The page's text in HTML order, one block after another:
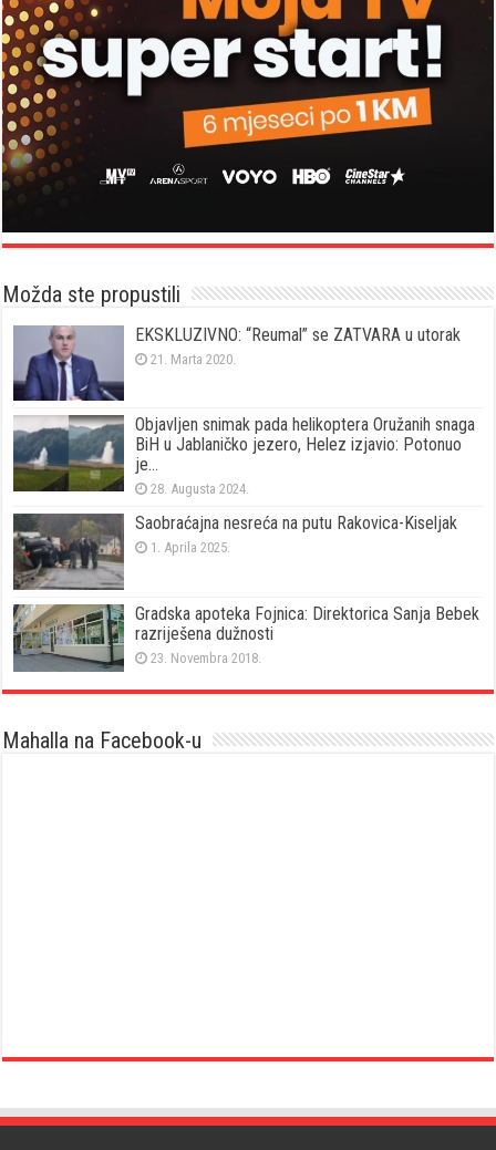
Možda ste propustili
EKSKLUZIVNO: “Reumal” se ZATVARA u utorak
21. Marta 2020.
Objavljen snimak pada helikoptera Oružanih snaga
BiH u Jablaničko jezero, Helez izjavio: Potonuo
je…
28. Augusta 2024.
Saobraćajna nesreća na putu Rakovica-Kiseljak
1. Aprila 2025.
Gradska apoteka Fojnica: Direktorica Sanja Bebek
razriješena dužnosti
23. Novembra 2018.
Mahalla na Facebook-u